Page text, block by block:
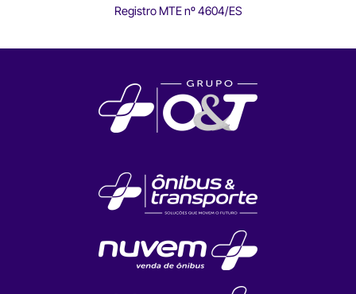
Registro MTE nº 4604/ES